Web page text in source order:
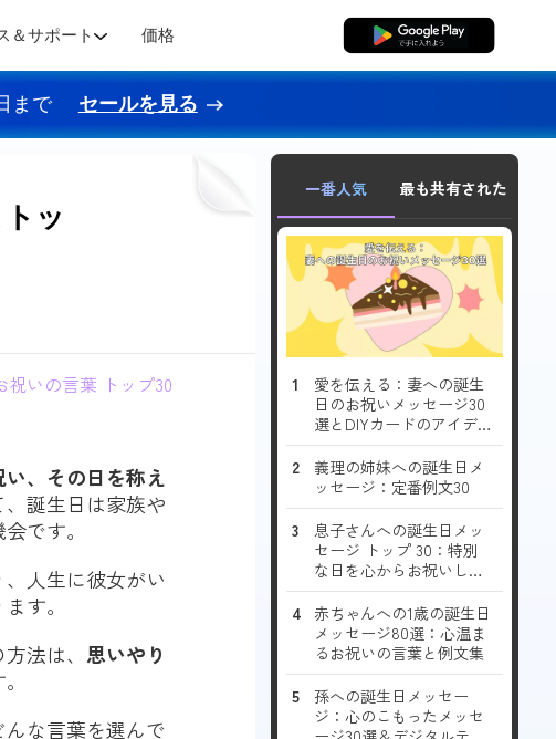
＆サポート 価格 無料ダウンロード
まで セールを見る
ッ
いの言葉 トップ30
、その日を称え
誕生日は家族や
です。
、人生に彼女がい
す。
法は、 思いやり
な言葉を選んで
一番人気 最も共有された
愛を伝える：妻への誕生
日のお祝いメッセージ30
選とDIYカードのアイデ
ア
義理の姉妹への誕生日メ
ッセージ：定番例文30
息子さんへの誕生日メッ
セージ トップ 30：特別
な日を心からお祝いしま
しょう！
赤ちゃんへの1歳の誕生日
メッセージ80選：心温ま
るお祝いの言葉と例文集
孫への誕生日メッセー
ジ：心のこもったメッセ